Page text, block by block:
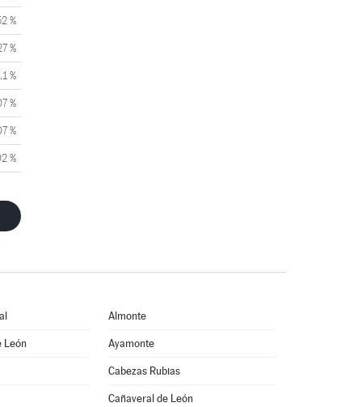
%
%
%
%
%
%
Almonte
León Ayamonte
Cabezas Rubias
Cañaveral de León